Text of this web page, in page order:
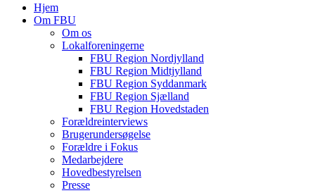
Hjem
Om FBU
Om os
Lokalforeningerne
FBU Region Nordjylland
FBU Region Midtjylland
FBU Region Syddanmark
FBU Region Sjælland
FBU Region Hovedstaden
Forældreinterviews
Brugerundersøgelse
Forældre i Fokus
Medarbejdere
Hovedbestyrelsen
Presse